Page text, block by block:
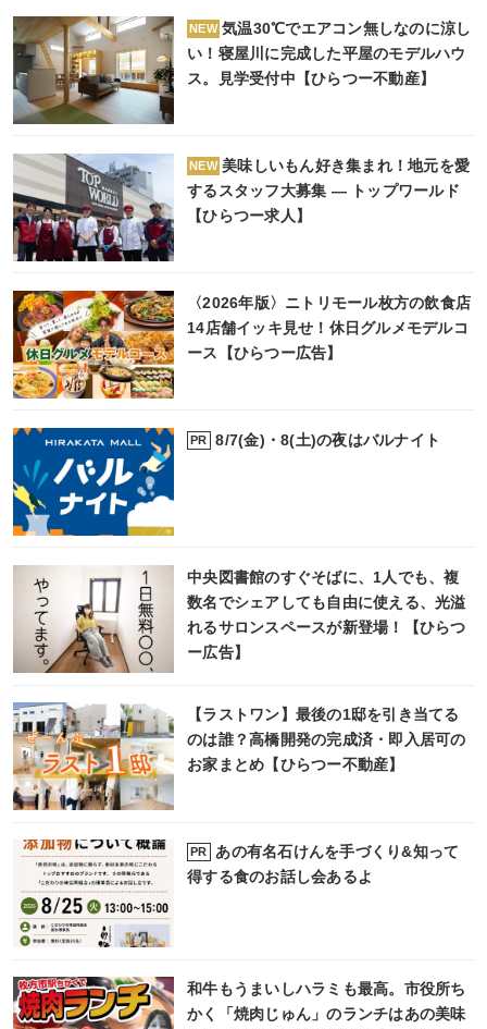
NEW 気温30℃でエアコン無しなのに涼し
い！寝屋川に完成した平屋のモデルハウ
ス。見学受付中【ひらつー不動産】
NEW 美味しいもん好き集まれ！地元を愛
するスタッフ大募集 ― トップワールド
【ひらつー求人】
〈2026年版〉ニトリモール枚方の飲食店
14店舗イッキ見せ！休日グルメモデルコ
ース【ひらつー広告】
PR 8/7(金)・8(土)の夜はバルナイト
中央図書館のすぐそばに、1人でも、複
数名でシェアしても自由に使える、光溢
れるサロンスペースが新登場！【ひらつ
ー広告】
【ラストワン】最後の1邸を引き当てる
のは誰？高橋開発の完成済・即入居可の
お家まとめ【ひらつー不動産】
PR
あの有名石けんを手づくり&知って
得する食のお話し会あるよ
和牛もうまいしハラミも最高。市役所ち
かく「焼肉じゅん」のランチはあの美味